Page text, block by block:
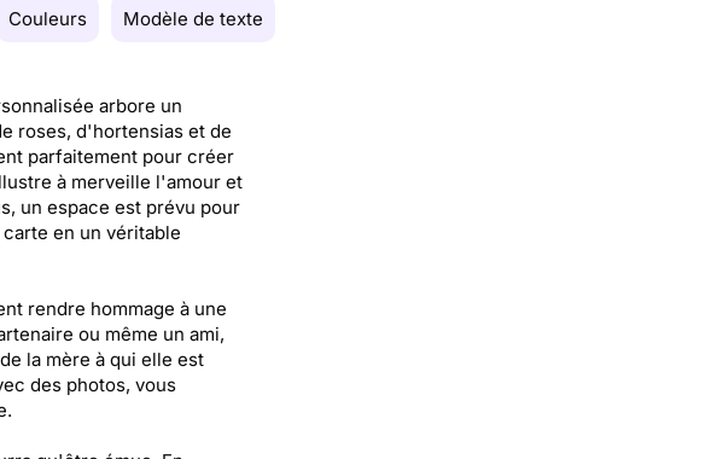
Couleurs Modèle de texte
arbore un
roses, d'hortensias et de
parfaitement pour créer
à merveille l'amour et
un espace est prévu pour
en un véritable
rendre hommage à une
ou même un ami,
la mère à qui elle est
des photos, vous